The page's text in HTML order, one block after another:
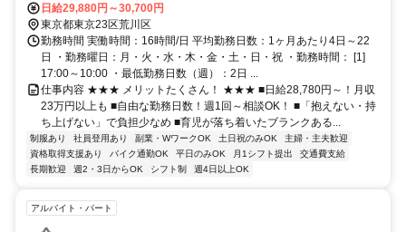
立小台東口徒歩約12分、ＪＲ宇都宮線〔東北本線〕・ＪＲ上野東京ラ
イン/ＪＲ高崎線 尾久徒歩約18分 JR山手線・京浜東北線「田端」駅よ
りバス乗車 「西尾久三丁目」バス停下車 徒歩2分
日給29,880円～30,700円
東京都東京23区荒川区
勤務時間 実働時間：16時間/日 平均勤務日数：1ヶ月あたり4日～22
日 ・勤務曜日：月・火・水・木・金・土・日・祝 ・勤務時間： [1]
17:00～10:00 ・最低勤務日数（週）：2日 ...
仕事内容 ★★★ メリットたくさん！ ★★★ ■日給28,780円～！月収
23万円以上も ■自由な勤務日数！週1回～相談OK！ ■「抱えない・持
ち上げない」で負担少なめ ■育児が落ち着いたブランクある...
制服あり 社員登用あり 副業・WワークOK 土日祝のみOK
主婦・主夫歓迎
資格取得支援あり
バイク通勤OK 平日のみOK 月1シフト提出
交通費支給
長期歓迎
週2・3日からOK シフト制 週4日以上OK
アルバイト・パート